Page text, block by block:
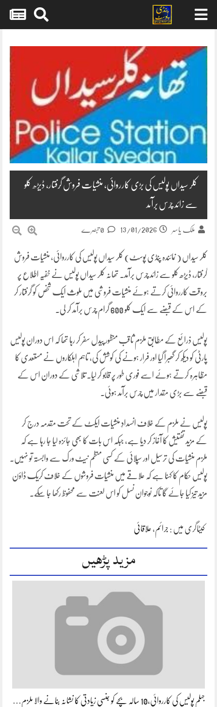
content
کلر سیداں پولیس کی بڑی کارروائی، منشیات فروش گرفتار، ڈیڑھ کلو
سے زائد چرس برآمد
ملک یاسر 13/01/2026
کلر سیداں ( نمائندہ پنڈی پوسٹ) کلر سیداں پولیس کی کارروائی، منشیات فروش
گرفتار، ڈیڑھ کلو سے زائد چرس برآمد۔ تھانہ کلر سیداں پولیس نے خفیہ اطلاع پر
بروقت کارروائی کرتے ہوئے منشیات فروشی میں ملوث ایک شخص کو گرفتار کر
کے اس کے قبضے سے ایک کلو 600 گرام چرس برآمد کر لی۔
پولیس ذرائع کے مطابق ملزم ثاقب منظور پیدل سفر کر رہا تھا کہ اس دوران پولیس
پارٹی کو دیکھ کر گھبرا گیا اور فرار ہونے کی کوشش کی، تاہم اہلکاروں نے مستعدی کا
مظاہرہ کرتے ہوئے اسے فوری طور پر قابو کر لیا۔ تلاشی کے دوران اس کے
قبضے سے بڑی مقدار میں چرس برآمد ہوئی۔
پولیس نے ملزم کے خلاف انسدادِ منشیات ایکٹ کے تحت مقدمہ درج کر
کے مزید تفتیش کا آغاز کر دیا ہے، جبکہ اس بات کا بھی جائزہ لیا جا رہا ہے کہ
ملزم منشیات کی ترسیل اور سپلائی کے کسی منظم نیٹ ورک سے وابستہ تو نہیں۔
پولیس حکام کا کہنا ہے کہ علاقے میں منشیات فروشوں کے خلاف کریک ڈاؤن
مزید تیز کیا جائے گا تاکہ نوجوان نسل کو اس لعنت سے محفوظ رکھا جا سکے۔
کیٹاگری میں : جرائم ، علاقائی
مزید پڑھیں
جہلم پولیس کی کارروائی،10 سالہ بچے کو جنسی زیادتی کا نشانہ بنانے والا ملزم…